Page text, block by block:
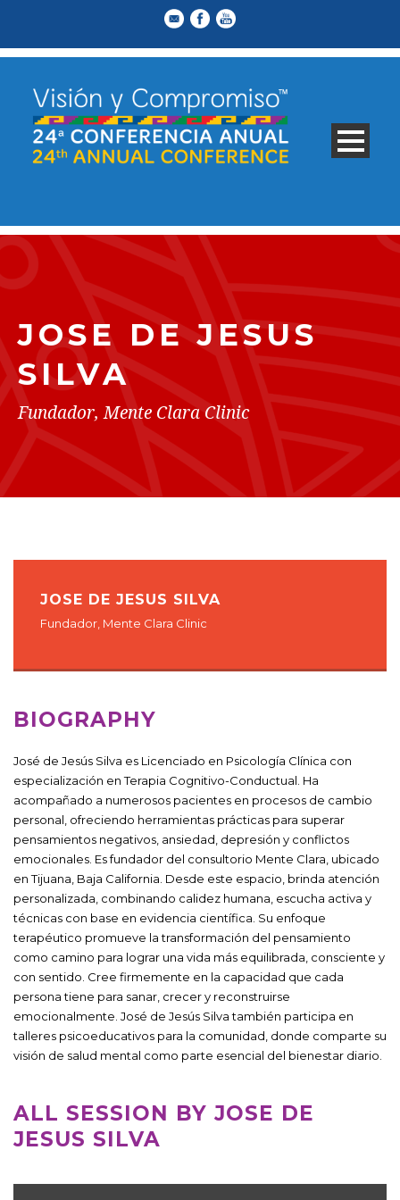
JOSE DE JESUS
SILVA
Fundador, Mente Clara Clinic
JOSE DE JESUS SILVA
Fundador, Mente Clara Clinic
BIOGRAPHY
José de Jesús Silva es Licenciado en Psicología Clínica con
especialización en Terapia Cognitivo-Conductual. Ha
acompañado a numerosos pacientes en procesos de cambio
personal, ofreciendo herramientas prácticas para superar
pensamientos negativos, ansiedad, depresión y conflictos
emocionales. Es fundador del consultorio Mente Clara, ubicado
en Tijuana, Baja California. Desde este espacio, brinda atención
personalizada, combinando calidez humana, escucha activa y
técnicas con base en evidencia científica. Su enfoque
terapéutico promueve la transformación del pensamiento
como camino para lograr una vida más equilibrada, consciente y
con sentido. Cree firmemente en la capacidad que cada
persona tiene para sanar, crecer y reconstruirse
emocionalmente. José de Jesús Silva también participa en
talleres psicoeducativos para la comunidad, donde comparte su
visión de salud mental como parte esencial del bienestar diario.
ALL SESSION BY JOSE DE
JESUS SILVA